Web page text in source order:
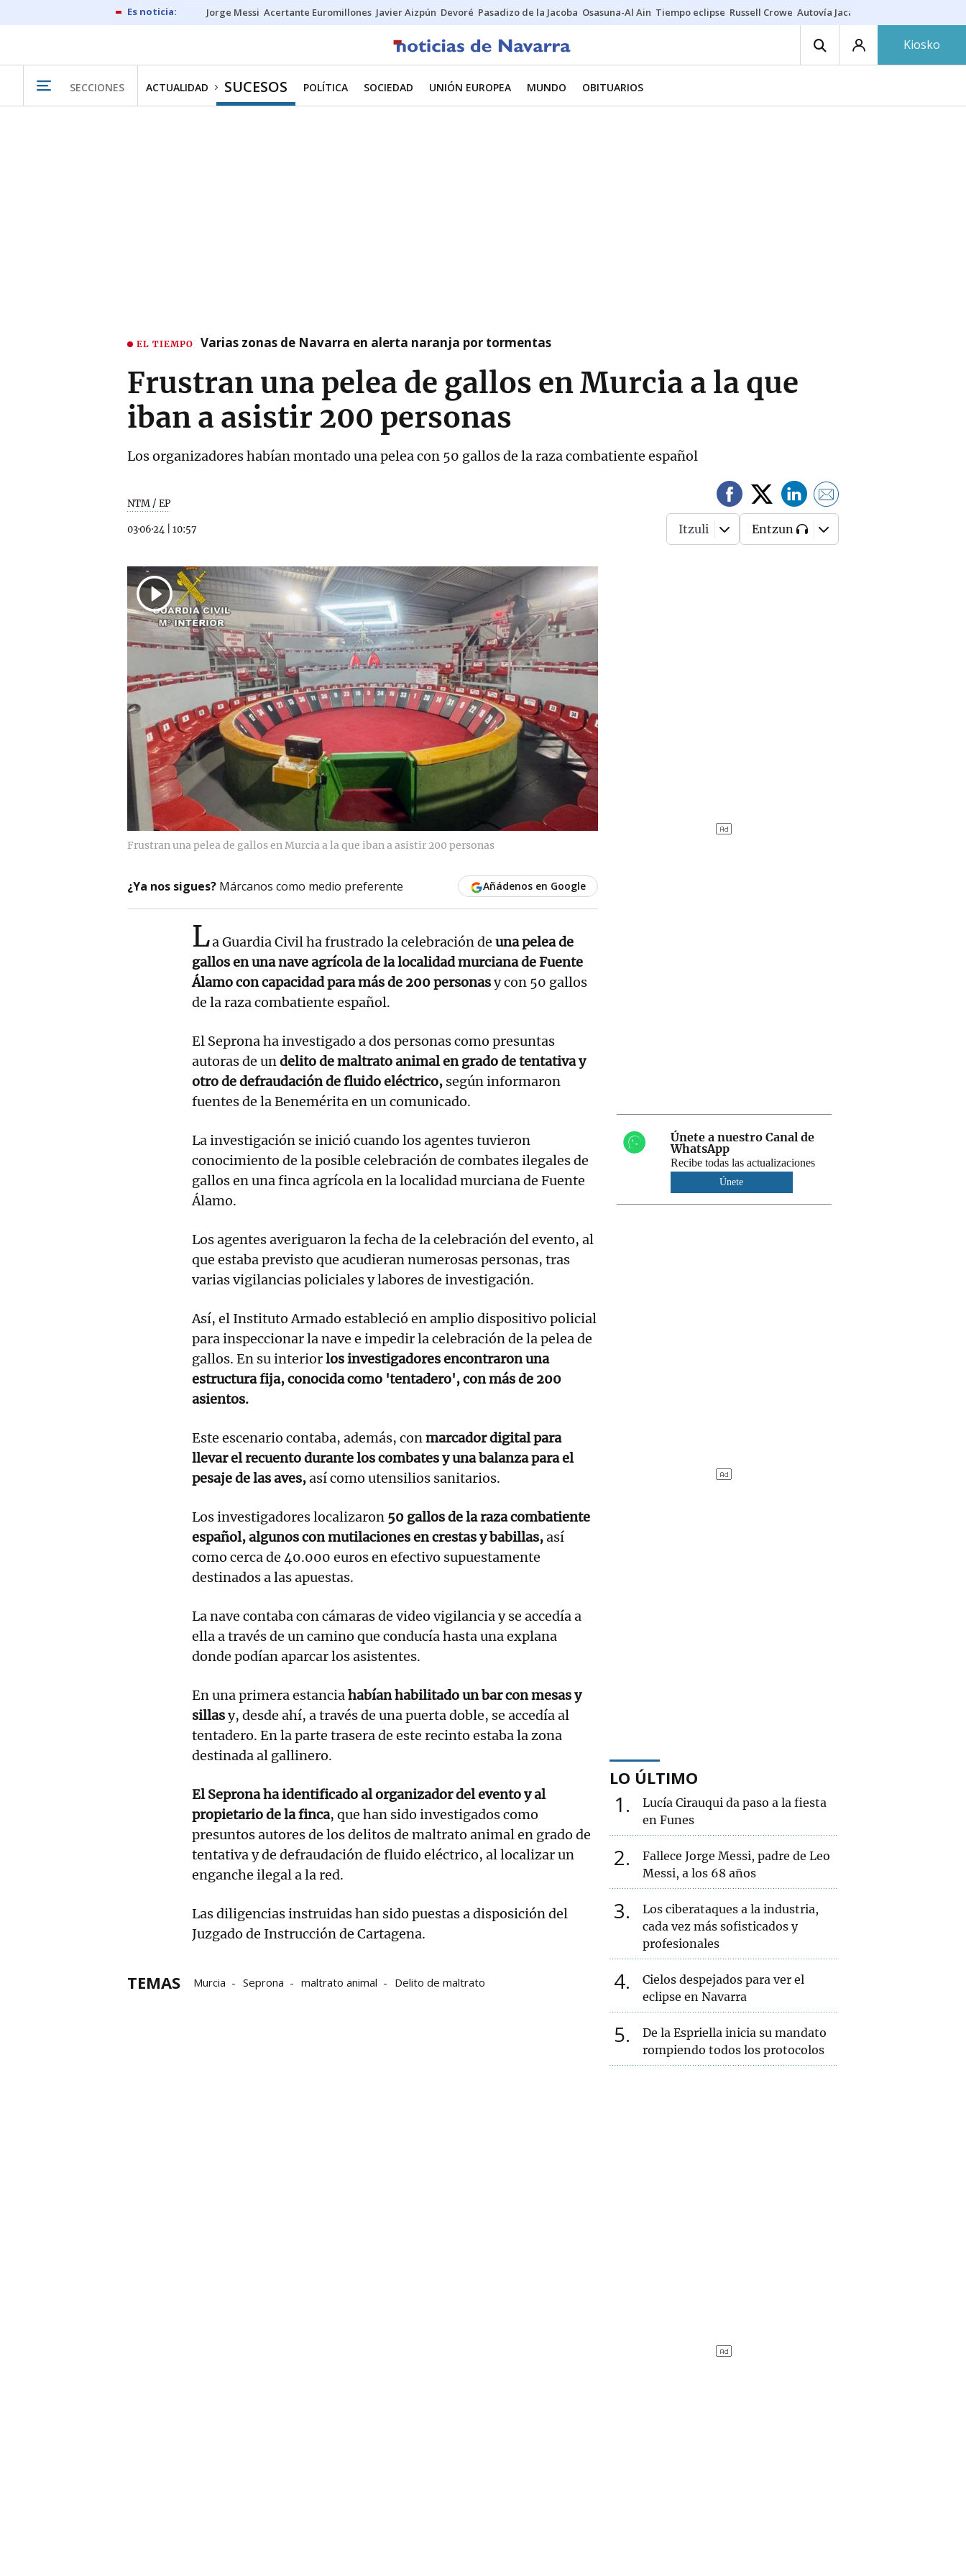
Jorge Messi Acertante Euromillones Javier Aizpún Devoré Pasadizo de la Jacoba Osasuna-Al Ain Tiempo eclipse Russell Crowe Autovía Jaca
Kiosko
SECCIONES ACTUALIDAD SUCESOS POLÍTICA SOCIEDAD UNIÓN EUROPEA MUNDO OBITUARIOS
EL TIEMPO Varias zonas de Navarra en alerta naranja por tormentas
Frustran una pelea de gallos en Murcia a la que
iban a asistir 200 personas
Los organizadores habían montado una pelea con 50 gallos de la raza combatiente español
NTM / EP
03·06·24 10:57 Itzuli Entzun
Frustran una pelea de gallos en Murcia a la que iban a asistir 200 personas
¿Ya nos sigues? Márcanos como medio preferente Añádenos en Google
La Guardia Civil ha frustrado la celebración de una pelea de
gallos en una nave agrícola de la localidad murciana de Fuente
Álamo con capacidad para más de 200 personasy con 50 gallos
de la raza combatiente español.
El Seprona ha investigado a dos personas como presuntas
autoras de undelito de maltrato animal en grado de tentativa y
otro de defraudación de fluido eléctrico, según informaron
fuentes de la Benemérita en un comunicado.
La investigación se inició cuando los agentes tuvieron
conocimiento de la posible celebración de combates ilegales de
gallos en una finca agrícola en la localidad murciana de Fuente
Álamo.
Los agentes averiguaron la fecha de la celebración del evento, al
que estaba previsto que acudieran numerosas personas, tras
varias vigilancias policiales y labores de investigación.
Así, el Instituto Armado estableció en amplio dispositivo policial
para inspeccionar la nave e impedir la celebración de la pelea de
gallos. En su interiorlos investigadores encontraron una
estructura fija, conocida como 'tentadero', con más de 200
asientos.
Este escenario contaba, además, conmarcador digital para
llevar el recuento durante los combates y una balanza para el
pesaje de las aves,así como utensilios sanitarios.
Los investigadores localizaron 50 gallos de la raza combatiente
español, algunos con mutilaciones en crestas y babillas,así
como cerca de 40.000 euros en efectivo supuestamente
destinados a las apuestas.
La nave contaba con cámaras de video vigilancia y se accedía a
ella a través de un camino que conducía hasta una explana
donde podían aparcar los asistentes.
En una primera estanciahabían habilitado un bar con mesas y
sillasy, desde ahí, a través de una puerta doble, se accedía al
tentadero. En la parte trasera de este recinto estaba la zona
destinada al gallinero.
El Seprona ha identificado al organizador del evento y al
propietario de la finca, que han sido investigados como
presuntos autores de los delitos de maltrato animal en grado de
tentativa y de defraudación de fluido eléctrico, al localizar un
enganche ilegal a la red.
Las diligencias instruidas han sido puestas a disposición del
Juzgado de Instrucción de Cartagena.
TEMAS Murcia Seprona maltrato animal Delito de maltrato
Únete a nuestro Canal de
WhatsApp
Recibe todas las actualizaciones
Únete
LO ÚLTIMO
1
Lucía Cirauqui da paso a la fiesta
en Funes
2
Fallece Jorge Messi, padre de Leo
Messi, a los 68 años
3
Los ciberataques a la industria,
cada vez más sofisticados y
profesionales
4
Cielos despejados para ver el
eclipse en Navarra
5
De la Espriella inicia su mandato
rompiendo todos los protocolos